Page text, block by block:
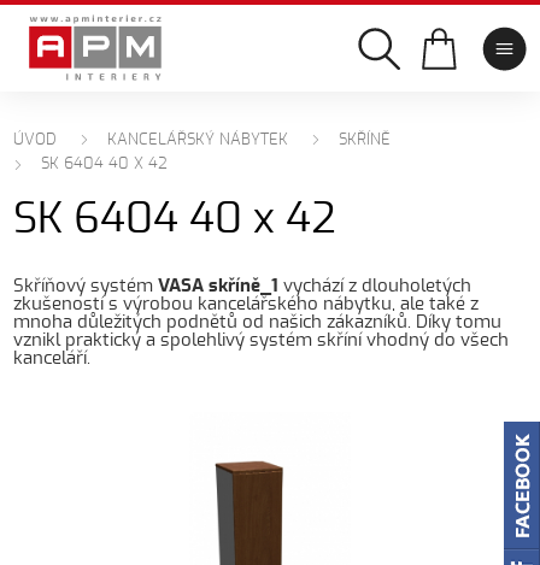
ÚVOD KANCELÁŘSKÝ NÁBYTEK
SKŘÍNĚ
SK 6404 40 X 42
SK 6404 40 x 42
Skříňový systémVASA skříně_1 vychází z dlouholetých
zkušeností s výrobou kancelářského nábytku, ale také z
mnoha důležitých podnětů od našich zákazníků. Díky tomu
vznikl praktický a spolehlivý systém skříní vhodný do všech
kanceláří.